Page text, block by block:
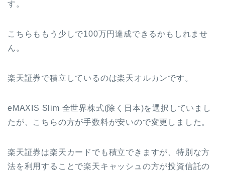
す。
こちらももう少しで100万円達成できるかもしれませ
ん。
楽天証券で積立しているのは楽天オルカンです。
eMAXIS Slim 全世界株式(除く日本)を選択していまし
たが、こちらの方が手数料が安いので変更しました。
楽天証券は楽天カードでも積立できますが、特別な方
法を利用することで楽天キャッシュの方が投資信託の